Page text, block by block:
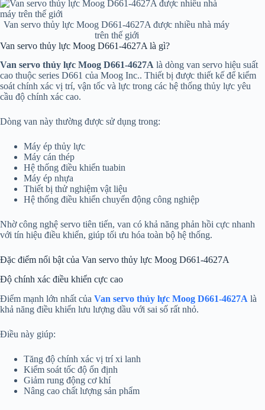
Van servo thủy lực Moog D661-4627A được nhiều nhà máy
trên thế giới
Van servo thủy lực Moog D661-4627A là gì?
Van servo thủy lực Moog D661-4627A là dòng van servo hiệu suất
cao thuộc series D661 của Moog Inc.. Thiết bị được thiết kế để kiểm
soát chính xác vị trí, vận tốc và lực trong các hệ thống thủy lực yêu
cầu độ chính xác cao.
Dòng van này thường được sử dụng trong:
Máy ép thủy lực
Máy cán thép
Hệ thống điều khiển tuabin
Máy ép nhựa
Thiết bị thử nghiệm vật liệu
Hệ thống điều khiển chuyển động công nghiệp
Nhờ công nghệ servo tiên tiến, van có khả năng phản hồi cực nhanh
với tín hiệu điều khiển, giúp tối ưu hóa toàn bộ hệ thống.
Đặc điểm nổi bật của Van servo thủy lực Moog D661-4627A
Độ chính xác điều khiển cực cao
Điểm mạnh lớn nhất của Van servo thủy lực Moog D661-4627A là
khả năng điều khiển lưu lượng dầu với sai số rất nhỏ.
Điều này giúp:
Tăng độ chính xác vị trí xi lanh
Kiểm soát tốc độ ổn định
Giảm rung động cơ khí
Nâng cao chất lượng sản phẩm